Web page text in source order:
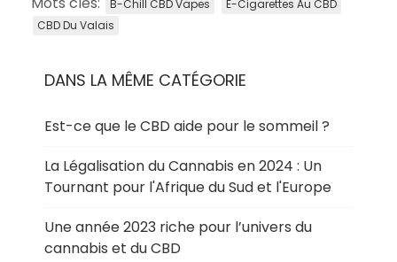
B-Chill CBD Vapes
E-Cigarettes Au CBD
CBD Du Valais
DANS LA MÊME CATÉGORIE
Est-ce que le CBD aide pour le sommeil ?
La Légalisation du Cannabis en 2024 : Un
Tournant pour l'Afrique du Sud et l'Europe
Une année 2023 riche pour l’univers du
cannabis et du CBD